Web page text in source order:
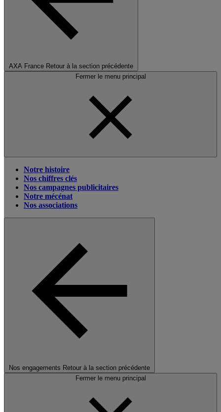
AXA France Retour à la section précédente
Fermer le menu principal
Notre histoire
Nos chiffres clés
Nos campagnes publicitaires
Notre mécénat
Nos associations
Nos engagements Retour à la section précédente
Fermer le menu principal